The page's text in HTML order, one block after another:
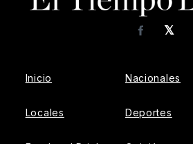
𝕏
Facebook
Inicio
Locales
Nacionales
Deportes